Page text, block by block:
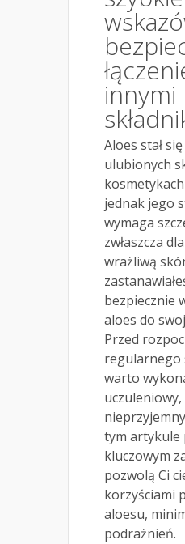
innymi
Aloes stał
ulubionych
jednak jego
wymaga
zwłaszcza
wrażliwą
bezpiecznie
aloes do
Przed
regularnego
warto
tym artykule
kluczowym
pozwolą Ci
korzyściami
aloesu,
podrażnień.